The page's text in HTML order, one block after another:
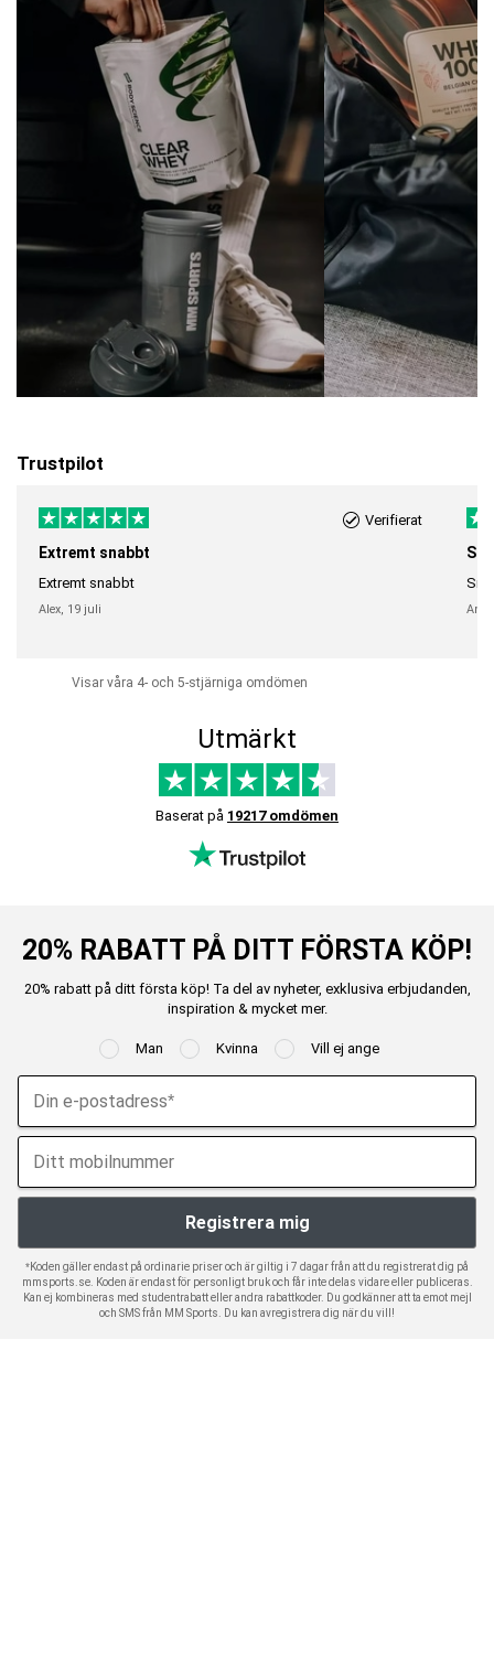
Trustpilot
Verifierat
Extremt snabbt
Extremt snabbt
Alex, 19 juli
Visar våra 4- och 5-stjärniga omdömen
Utmärkt
Baserat på 19217 omdömen
20% RABATT PÅ DITT FÖRSTA KÖP!
20% rabatt på ditt första köp! Ta del av nyheter, exklusiva erbjudanden,
inspiration & mycket mer.
Man Kvinna Vill ej ange
*Koden gäller endast på ordinarie priser och är giltig i 7 dagar från att du registrerat dig på
mmsports.se. Koden är endast för personligt bruk och får inte delas vidare eller publiceras.
Kan ej kombineras med studentrabatt eller andra rabattkoder. Du godkänner att ta emot mejl
och SMS från MM Sports. Du kan avregistrera dig när du vill!